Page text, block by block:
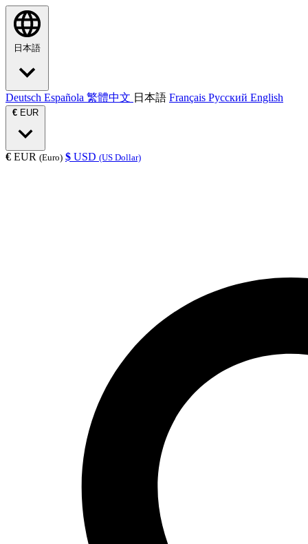
日本語
Deutsch Española 繁體中文 日本語 Français Русский English
€ EUR
€ EUR (Euro) $ USD (US Dollar)